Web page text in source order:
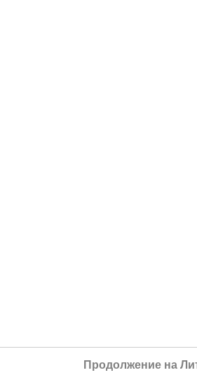
Продолжение на